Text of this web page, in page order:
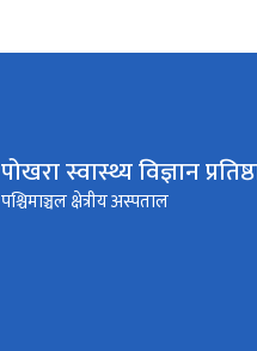
पोखरा स्वास्थ्य विज्ञान
पश्चिमाञ्चल क्षेत्रीय अस्पताल